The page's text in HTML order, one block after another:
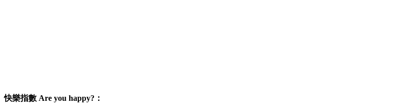
快樂指數 Are you happy?：